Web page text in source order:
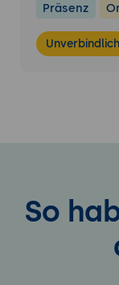
Präsenz
So